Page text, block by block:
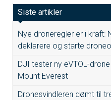
Siste artikler
Nye droneregler er i kraft:
deklarere og starte
DJI tester ny eVTOL-
Mount Everest
Dronesvindleren dømt til